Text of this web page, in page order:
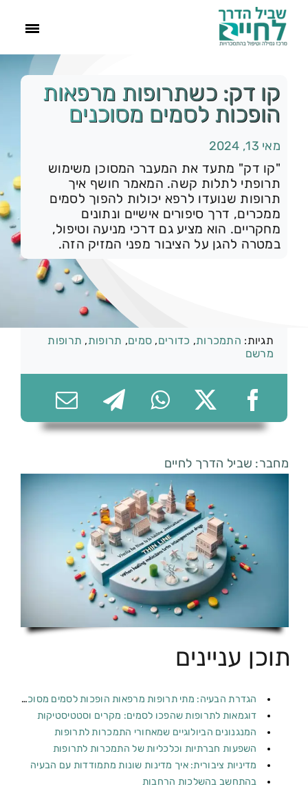
הסיפור שלנו
התמכרויות
תהליך הגמילה
עוד
074-7361656
קו דק: כשתרופות מרפאות
הופכות לסמים מסוכנים
מאי 13, 2024
"קו דק" מתעד את המעבר המסוכן משימוש
תרופתי לתלות קשה. המאמר חושף איך
תרופות שנועדו לרפא יכולות להפוך לסמים
ממכרים, דרך סיפורים אישיים ונתונים
מחקריים. הוא מציע גם דרכי מניעה וטיפול,
במטרה להגן על הציבור מפני המזיק הזה.
תגיות: התמכרות, כדורים, סמים, תרופות, תרופות
מרשם
מחבר: שביל הדרך לחיים
תוכן עניינים
הגדרת הבעיה: מתי תרופות מרפאות הופכות לסמים מסוכנים
דוגמאות לתרופות שהפכו לסמים: מקרים וסטטיסטיקות
המנגנונים הביולוגיים שמאחורי התמכרות לתרופות
השפעות חברתיות וכלכליות של התמכרות לתרופות
מדיניות ציבורית: איך מדינות שונות מתמודדות עם הבעיה
בהתחשב בהשלכות הרחבות